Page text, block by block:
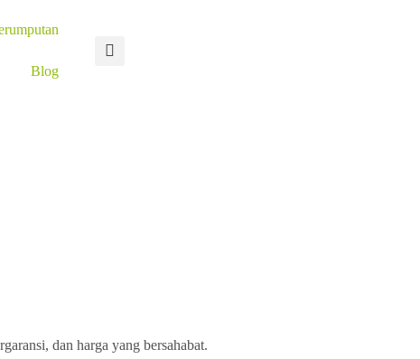
Blog
dan harga yang bersahabat.